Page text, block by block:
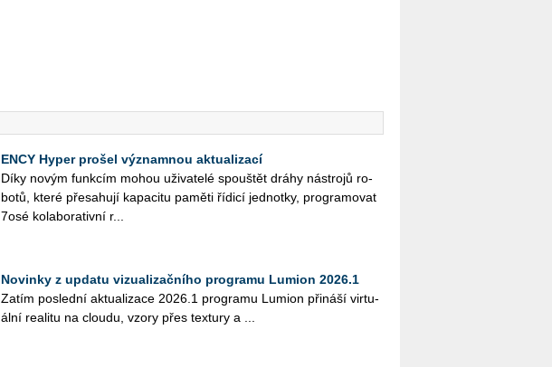
ENCY Hyper prošel významnou aktualizací
Díky novým funk­cím mohou uži­va­te­lé spouš­tět dráhy ná­stro­jů ro­
bo­tů, které pře­sa­hu­jí ka­pa­ci­tu pa­mě­ti ří­di­cí jed­not­ky, pro­gra­mo­vat
7osé ko­la­bo­ra­tiv­ní r...
Novinky z updatu vizualizačního programu Lumion 2026.1
Zatím po­sled­ní ak­tu­a­li­za­ce 2026.1 pro­gra­mu Lu­mi­on při­ná­ší vir­tu­
ál­ní re­a­li­tu na clou­du, vzory přes tex­tu­ry a ...